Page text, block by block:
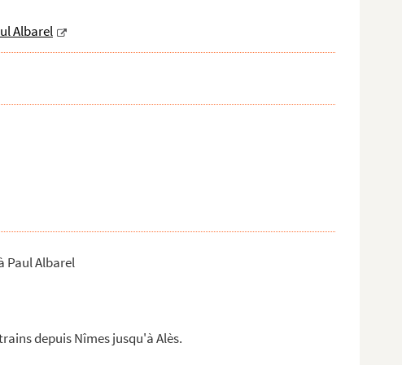
Albarel
Paul Albarel
depuis Nîmes jusqu'à Alès.